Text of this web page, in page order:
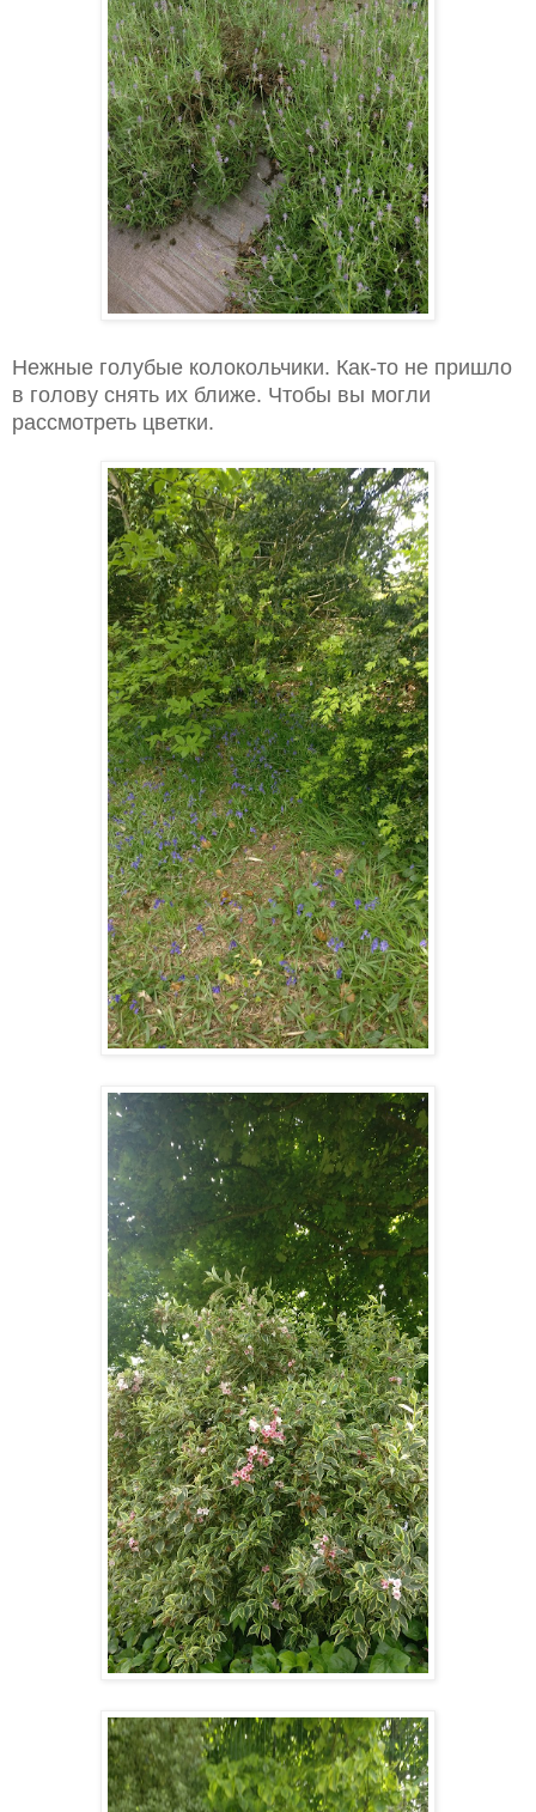
Нежные голубые колокольчики. Как-то не пришло
в голову снять их ближе. Чтобы вы могли
рассмотреть цветки.